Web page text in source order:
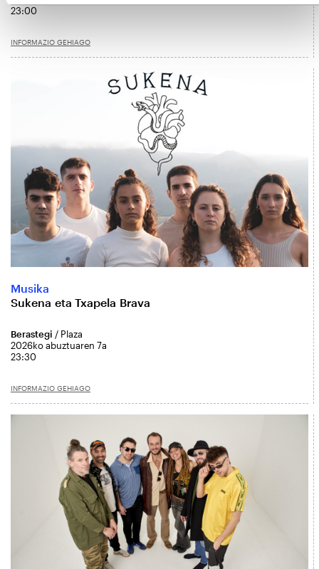
23:00
INFORMAZIO GEHIAGO
Musika
Sukena eta Txapela Brava
Berastegi / Plaza
2026ko abuztuaren 7a
23:30
INFORMAZIO GEHIAGO